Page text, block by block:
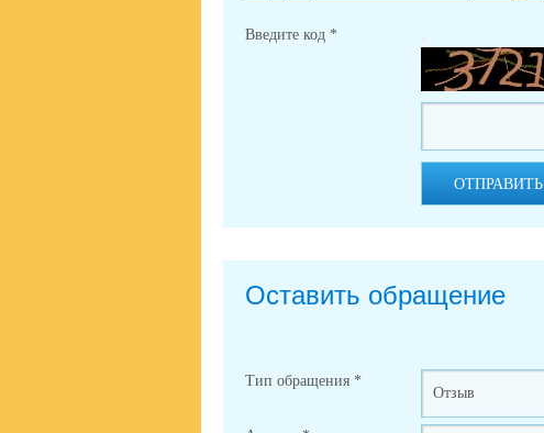
Введите код *
ОТПРАВИТЬ
Оставить обращение
Тип обращения *